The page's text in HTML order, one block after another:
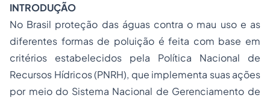
INTRODUÇÃO
No Brasil proteção das águas contra o mau uso e as
diferentes formas de poluição é feita com base em
critérios estabelecidos pela Política Nacional de
Recursos Hídricos (PNRH), que implementa suas ações
por meio do Sistema Nacional de Gerenciamento de